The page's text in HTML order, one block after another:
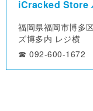
iCracked Store
福岡県福岡市博多
ズ博多内 レジ横
☎︎ 092-600-1672